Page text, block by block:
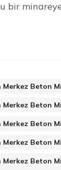
bir
Merkez Beton
Merkez Beton
Merkez Beton
Merkez Beton
Merkez Beton